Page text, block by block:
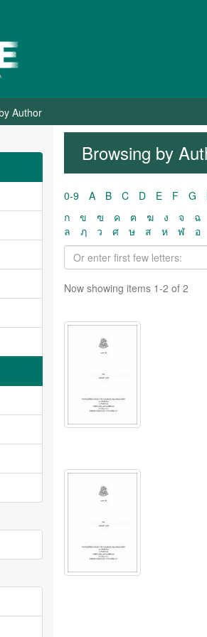
Author
Browsing by
0-9 A B C D E F G
ก
ข ฃ ค ฅ ฆ ง จ ฉ
ล
ฦ ว ศ ษ ส ห ฬ อ
Now showing items 1-2 of 2